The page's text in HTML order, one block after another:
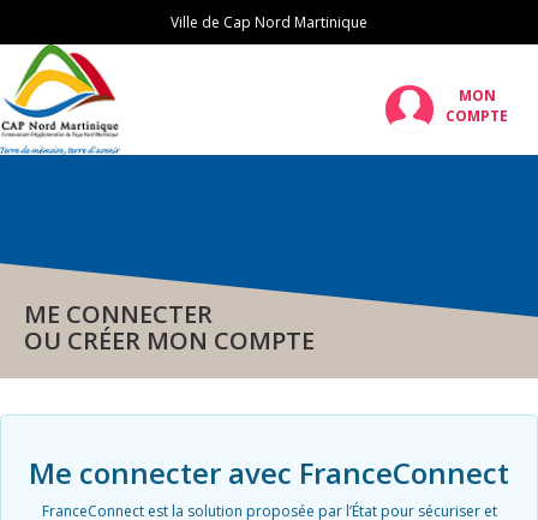
Ville de Cap Nord Martinique
MON
COMPTE
ME CONNECTER
OU CRÉER MON COMPTE
Me connecter avec FranceConnect
FranceConnect est la solution proposée par l’État pour sécuriser et